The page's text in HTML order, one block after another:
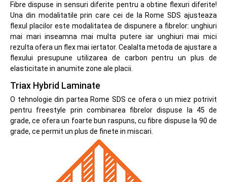
Fibre dispuse in sensuri diferite pentru a obtine flexuri diferite!
Una din modalitatile prin care cei de la Rome SDS ajusteaza
flexul placilor este modalitatea de dispunere a fibrelor: unghiuri
mai mari inseamna mai multa putere iar unghiuri mai mici
rezulta ofera un flex mai iertator. Cealalta metoda de ajustare a
flexului presupune utilizarea de carbon pentru un plus de
elasticitate in anumite zone ale placii.
Triax Hybrid Laminate
O tehnologie din partea Rome SDS ce ofera o un miez potrivit
pentru freestyle prin combinarea fibrelor dispuse la 45 de
grade, ce ofera un foarte bun raspuns, cu fibre dispuse la 90 de
grade, ce permit un plus de finete in miscari.